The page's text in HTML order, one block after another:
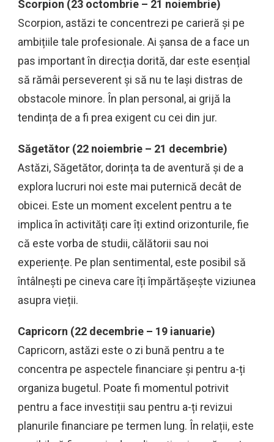
Scorpion (23 octombrie – 21 noiembrie)
Scorpion, astăzi te concentrezi pe carieră și pe
ambițiile tale profesionale. Ai șansa de a face un
pas important în direcția dorită, dar este esențial
să rămâi perseverent și să nu te lași distras de
obstacole minore. În plan personal, ai grijă la
tendința de a fi prea exigent cu cei din jur.
Săgetător (22 noiembrie – 21 decembrie)
Astăzi, Săgetător, dorința ta de aventură și de a
explora lucruri noi este mai puternică decât de
obicei. Este un moment excelent pentru a te
implica în activități care îți extind orizonturile, fie
că este vorba de studii, călătorii sau noi
experiențe. Pe plan sentimental, este posibil să
întâlnești pe cineva care îți împărtășește viziunea
asupra vieții.
Capricorn (22 decembrie – 19 ianuarie)
Capricorn, astăzi este o zi bună pentru a te
concentra pe aspectele financiare și pentru a-ți
organiza bugetul. Poate fi momentul potrivit
pentru a face investiții sau pentru a-ți revizui
planurile financiare pe termen lung. În relații, este